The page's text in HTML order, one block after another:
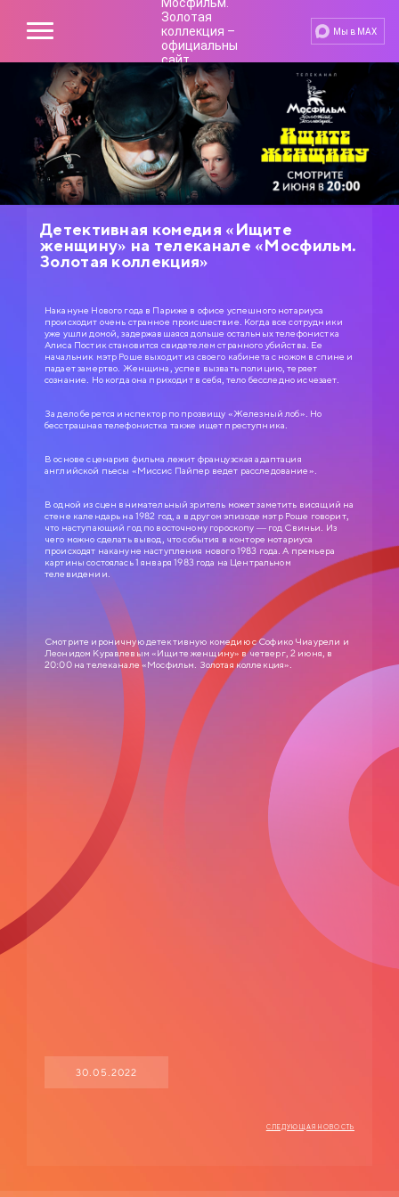
Мы в MAX
Детективная комедия «Ищите
женщину» на телеканале «Мосфильм.
Золотая коллекция»
Накануне Нового года в Париже в офисе успешного нотариуса
происходит очень странное происшествие. Когда все сотрудники
уже ушли домой, задержавшаяся дольше остальных телефонистка
Алиса Постик становится свидетелем странного убийства. Ее
начальник мэтр Роше выходит из своего кабинета с ножом в спине и
падает замертво. Женщина, успев вызвать полицию, теряет
сознание. Но когда она приходит в себя, тело бесследно исчезает.
За дело берется инспектор по прозвищу «Железный лоб». Но
бесстрашная телефонистка также ищет преступника.
В основе сценария фильма лежит французская адаптация
английской пьесы «Миссис Пайпер ведет расследование».
В одной из сцен внимательный зритель может заметить висящий на
стене календарь на 1982 год, а в другом эпизоде мэтр Роше говорит,
что наступающий год по восточному гороскопу — год Свиньи. Из
чего можно сделать вывод, что события в конторе нотариуса
происходят накануне наступления нового 1983 года. А премьера
картины состоялась 1 января 1983 года на Центральном
телевидении.
Смотрите ироничную детективную комедию с Софико Чиаурели и
Леонидом Куравлевым «Ищите женщину» в четверг, 2 июня, в
20:00 на телеканале «Мосфильм. Золотая коллекция».
30.05.2022
СЛЕДУЮЩАЯ НОВОСТЬ
СЛУЖЕБНЫЙ РОМАН
ЗОЛОТАЯ КОЛЛЕКЦИЯ МОСФИЛЬМА
Анатолий Ефремович Новосельцев, рядовой служащий одного
статистического управления, — человек робкий и застенчивый. Для него
неплохо бы получить вакантное место зав. отделом, но он не знает как
подступиться к этому делу. Старый приятель Самохвалов советует ему
приударить за Людмилой Прокопьевной Калугиной, — сухарем в юбке и
директором заведения…